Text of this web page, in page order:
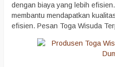
dengan biaya yang lebih
membantu mendapatkan
efisien. Pesan Toga Wisuda